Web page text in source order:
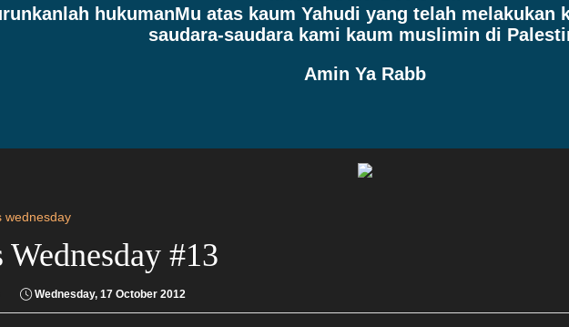
hukumanMu atas kaum Yahudi yang telah melakukan
saudara-saudara kami kaum muslimin di
Amin Ya Rabb
wednesday
Wednesday #13
Wednesday, 17 October 2012